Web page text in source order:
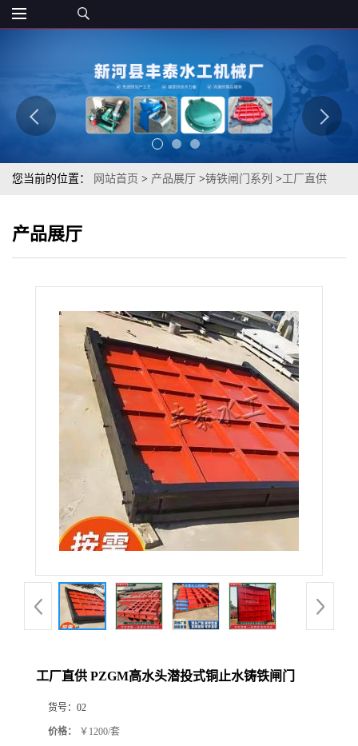
您当前的位置： 网站首页 > 产品展厅 >铸铁闸门系列 >工厂直供
产品展厅
工厂直供 PZGM高水头潜投式铜止水铸铁闸门
货号： 02
价格： ￥1200/套